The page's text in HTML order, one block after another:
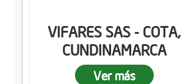
VIFARES SAS - COTA,
CUNDINAMARCA
Ver más